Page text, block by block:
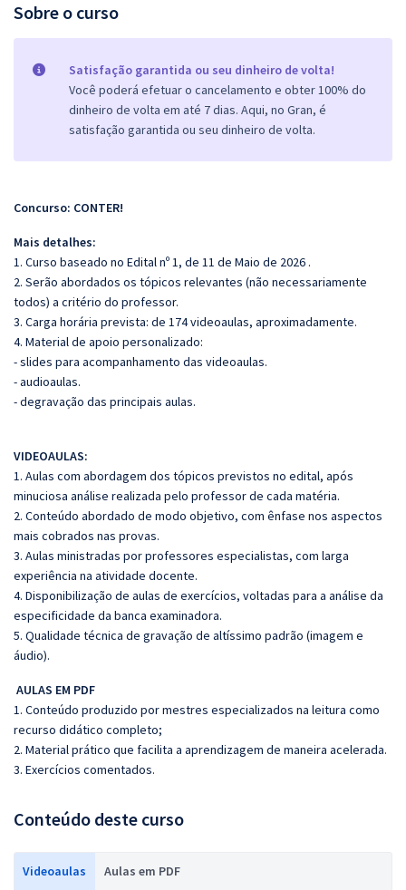
Sobre o curso
Satisfação garantida ou seu dinheiro de volta!
Você poderá efetuar o cancelamento e obter 100% do
dinheiro de volta em até 7 dias. Aqui, no Gran, é
satisfação garantida ou seu dinheiro de volta.
Concurso: CONTER!
Mais detalhes:
1. Curso baseado no Edital nº 1, de 11 de Maio de 2026 .
2. Serão abordados os tópicos relevantes (não necessariamente
todos) a critério do professor.
3. Carga horária prevista: de 174 videoaulas, aproximadamente.
4. Material de apoio personalizado:
- slides para acompanhamento das videoaulas.
- audioaulas.
- degravação das principais aulas.
VIDEOAULAS:
1. Aulas com abordagem dos tópicos previstos no edital, após
minuciosa análise realizada pelo professor de cada matéria.
2. Conteúdo abordado de modo objetivo, com ênfase nos aspectos
mais cobrados nas provas.
3. Aulas ministradas por professores especialistas, com larga
experiência na atividade docente.
4. Disponibilização de aulas de exercícios, voltadas para a análise da
especificidade da banca examinadora.
5. Qualidade técnica de gravação de altíssimo padrão (imagem e
áudio).
AULAS EM PDF
1. Conteúdo produzido por mestres especializados na leitura como
recurso didático completo;
2. Material prático que facilita a aprendizagem de maneira acelerada.
3. Exercícios comentados.
Conteúdo deste curso
Videoaulas Aulas em PDF